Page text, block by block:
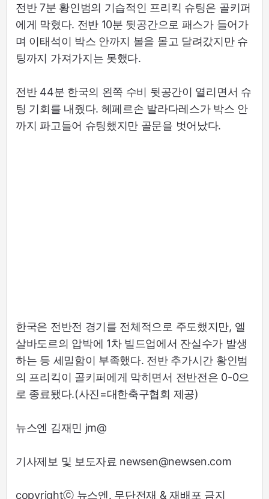
전반 7분 황인범의 기습적인 프리킥 슈팅은 골키퍼
에게 막혔다. 전반 10분 뒷공간으로 패스가 들어가
며 이태석이 박스 안까지 볼을 몰고 달려갔지만 슈
팅까지 가져가지는 못했다.
전반 44분 한국의 왼쪽 수비 뒷공간이 열리면서 슈
팅 기회를 내줬다. 헤페르손 발라다레스가 박스 안
까지 파고들어 슈팅했지만 골문을 벗어났다.
한국은 전반전 경기를 전체적으로 주도했지만, 엘
살바도르의 압박에 1차 빌드업에서 잔실수가 발생
하는 등 세밀함이 부족했다. 전반 추가시간 황인범
의 프리킥이 골키퍼에게 막히면서 전반전은 0-0으
로 종료됐다.(사진=대한축구협회 제공)
뉴스엔 김재민 jm@
기사제보 및 보도자료 newsen@newsen.com
copyrightⓒ 뉴스엔. 무단전재 & 재배포 금지